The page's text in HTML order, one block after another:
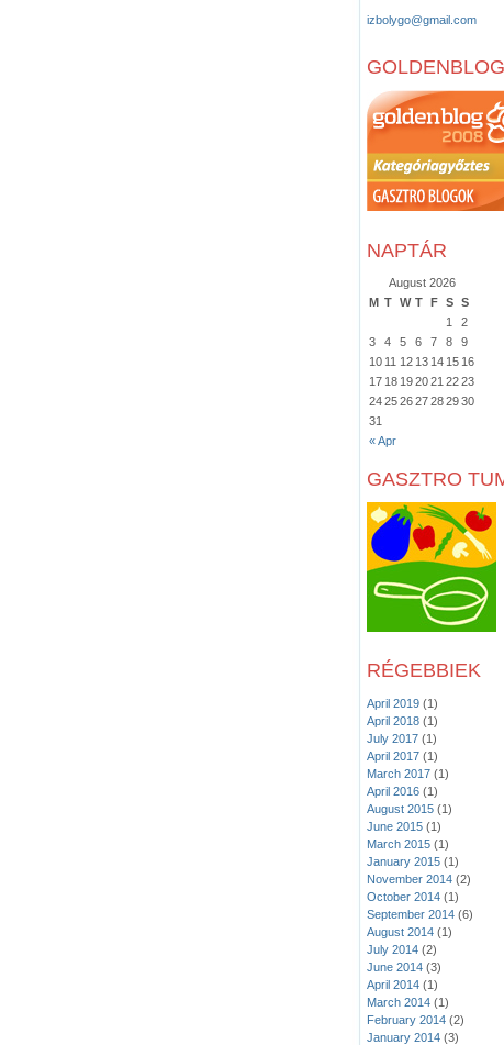
izbolygo@gmail.com
GOLDENBLOG
NAPTÁR
August 2026
M T W T F S S
« Apr
1
2
3
4 5 6 7 8
9
10 11 12 13 14 15 16
17 18 192021 2223
24252627282930
31
GASZTRO
RÉGEBBIEK
April 2019 (1)
April 2018 (1)
July 2017 (1)
April 2017 (1)
March 2017 (1)
April 2016 (1)
August 2015 (1)
June 2015 (1)
March 2015 (1)
January 2015 (1)
November 2014 (2)
October 2014 (1)
September 2014 (6)
August 2014 (1)
July 2014 (2)
June 2014 (3)
April 2014 (1)
March 2014 (1)
February 2014 (2)
January 2014 (3)